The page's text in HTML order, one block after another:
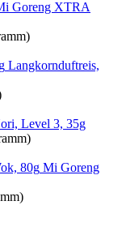
Goreng XTRA
Langkornduftreis,
Level 3, 35g
Mi Goreng